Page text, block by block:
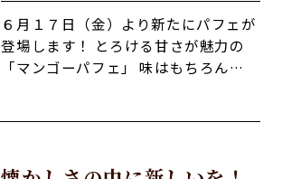
６月１７日（金）より新たにパフェが
登場します！ とろける甘さが魅力の
「マンゴーパフェ」 味はもちろん…